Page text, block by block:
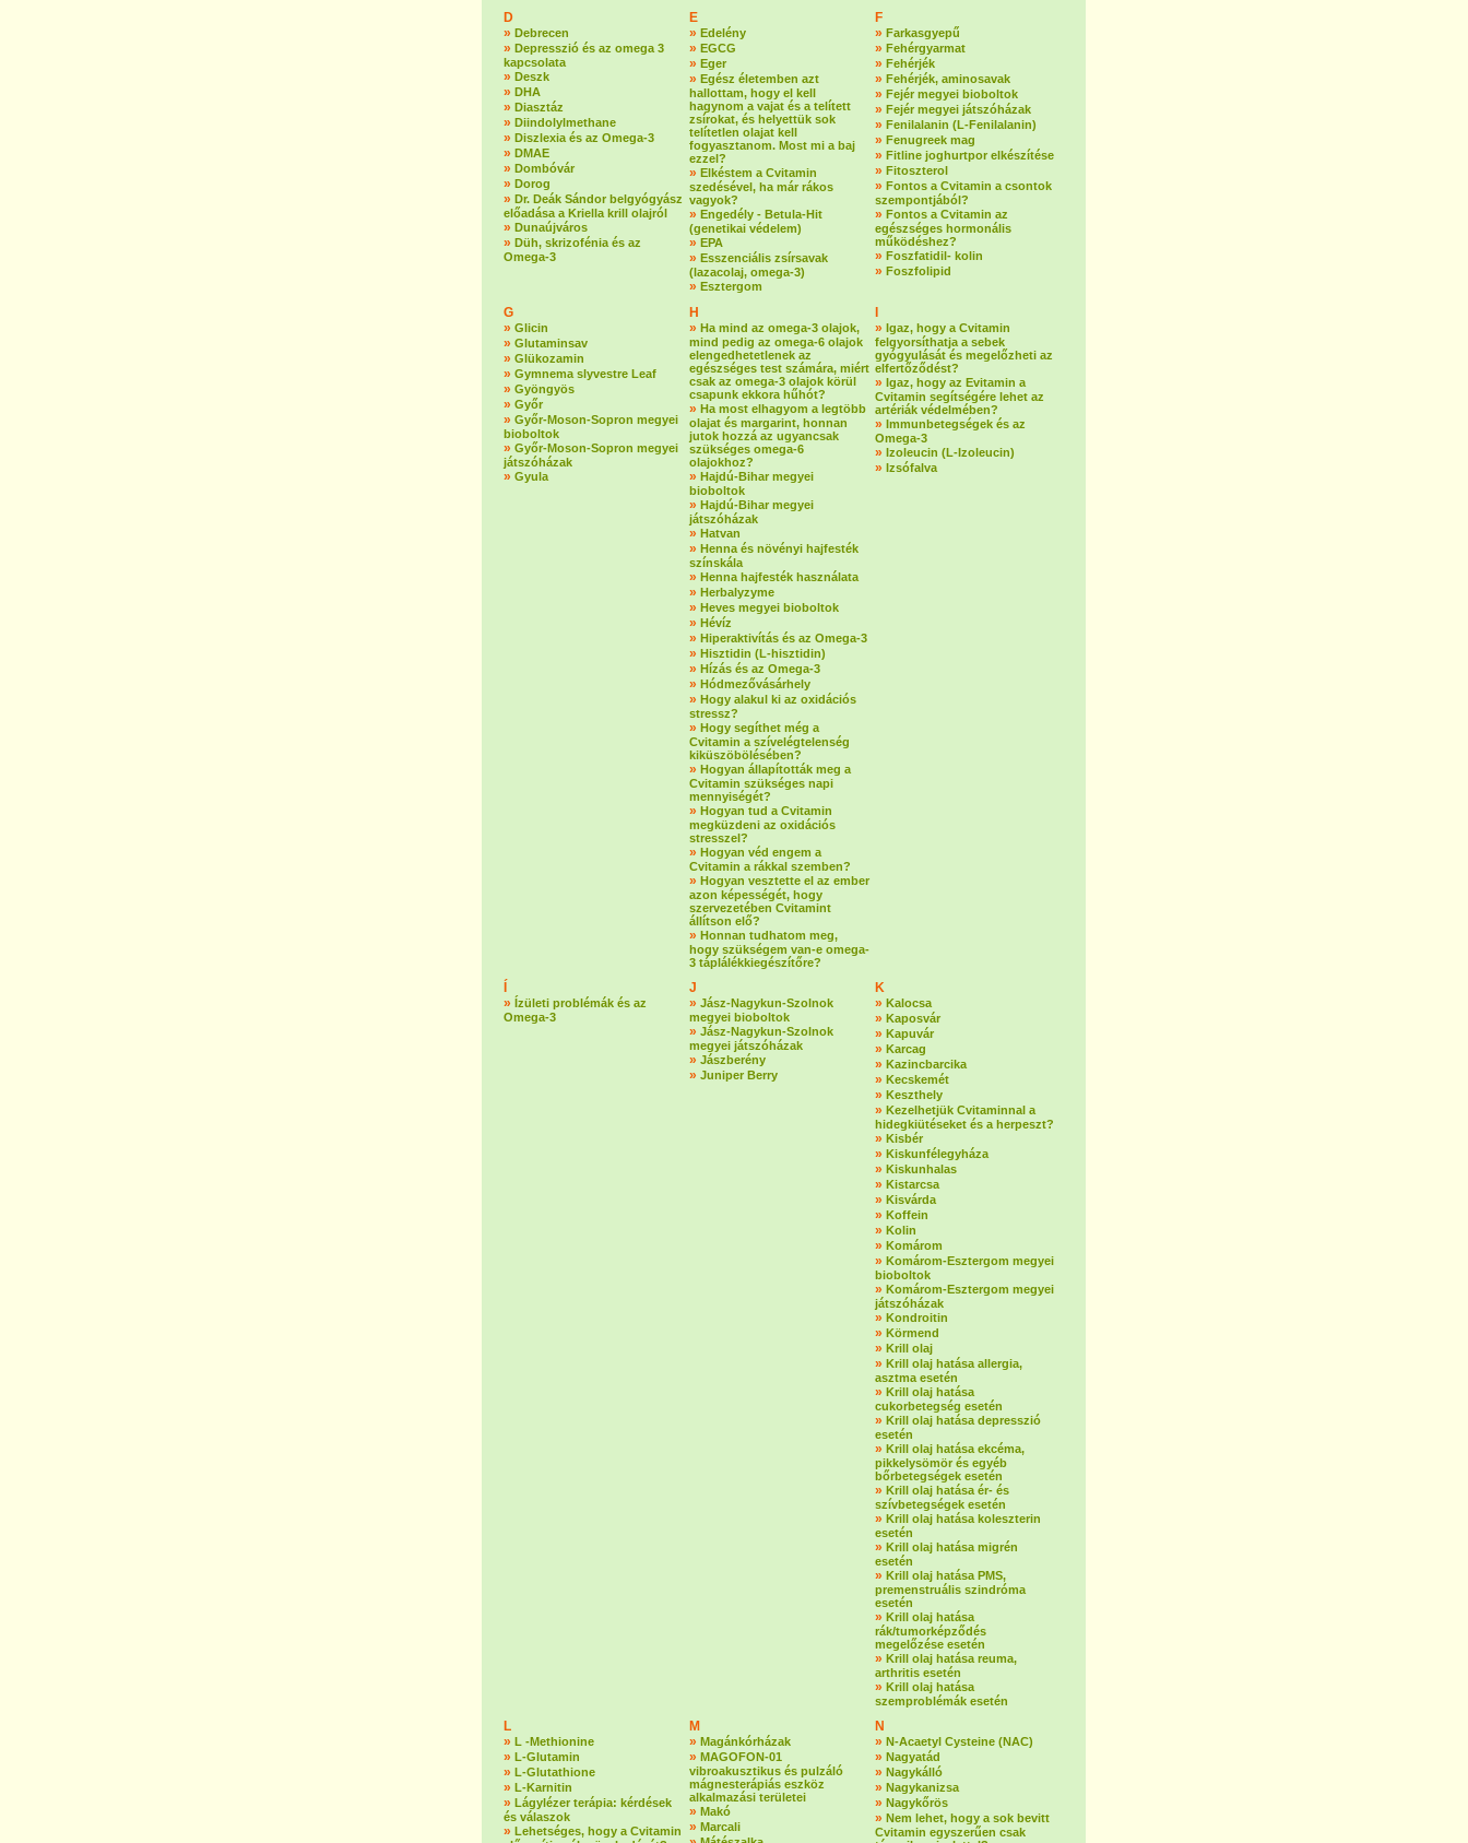
D
» Debrecen
» Depresszió és az omega 3
kapcsolata
» Deszk
» DHA
» Diasztáz
» Diindolylmethane
» Diszlexia és az Omega-3
» DMAE
» Dombóvár
» Dorog
» Dr. Deák Sándor belgyógyász
előadása a Kriella krill olajról
» Dunaújváros
» Düh, skrizofénia és az
Omega-3
E
» Edelény
» EGCG
» Eger
» Egész életemben azt
hallottam, hogy el kell
hagynom a vajat és a telített
zsírokat, és helyettük sok
telítetlen olajat kell
fogyasztanom. Most mi a baj
ezzel?
» Elkéstem a Cvitamin
szedésével, ha már rákos
vagyok?
» Engedély - Betula-Hit
(genetikai védelem)
» EPA
» Esszenciális zsírsavak
(lazacolaj, omega-3)
» Esztergom
F
» Farkasgyepű
» Fehérgyarmat
» Fehérjék
» Fehérjék, aminosavak
» Fejér megyei bioboltok
» Fejér megyei játszóházak
» Fenilalanin (L-Fenilalanin)
» Fenugreek mag
» Fitline joghurtpor elkészítése
» Fitoszterol
» Fontos a Cvitamin a csontok
szempontjából?
» Fontos a Cvitamin az
egészséges hormonális
működéshez?
» Foszfatidil- kolin
» Foszfolipid
G
» Glicin
» Glutaminsav
» Glükozamin
» Gymnema slyvestre Leaf
» Gyöngyös
» Győr
» Győr-Moson-Sopron megyei
bioboltok
» Győr-Moson-Sopron megyei
játszóházak
» Gyula
H
» Ha mind az omega-3 olajok,
mind pedig az omega-6 olajok
elengedhetetlenek az
egészséges test számára, miért
csak az omega-3 olajok körül
csapunk ekkora hűhót?
» Ha most elhagyom a legtöbb
olajat és margarint, honnan
jutok hozzá az ugyancsak
szükséges omega-6
olajokhoz?
» Hajdú-Bihar megyei
bioboltok
» Hajdú-Bihar megyei
játszóházak
» Hatvan
» Henna és növényi hajfesték
színskála
» Henna hajfesték használata
» Herbalyzyme
» Heves megyei bioboltok
» Hévíz
» Hiperaktivítás és az Omega-3
» Hisztidin (L-hisztidin)
» Hízás és az Omega-3
» Hódmezővásárhely
» Hogy alakul ki az oxidációs
stressz?
» Hogy segíthet még a
Cvitamin a szívelégtelenség
kiküszöbölésében?
» Hogyan állapították meg a
Cvitamin szükséges napi
mennyiségét?
» Hogyan tud a Cvitamin
megküzdeni az oxidációs
stresszel?
» Hogyan véd engem a
Cvitamin a rákkal szemben?
» Hogyan vesztette el az ember
azon képességét, hogy
szervezetében Cvitamint
állítson elő?
» Honnan tudhatom meg,
hogy szükségem van-e omega-
3 táplálékkiegészítőre?
» Igaz, hogy a Cvitamin
felgyorsíthatja a sebek
gyógyulását és megelőzheti az
elfertőződést?
» Igaz, hogy az Evitamin a
Cvitamin segítségére lehet az
artériák védelmében?
» Immunbetegségek és az
Omega-3
» Izoleucin (L-Izoleucin)
» Izsófalva
» Ízületi problémák és az
Omega-3
J
» Jász-Nagykun-Szolnok
megyei bioboltok
» Jász-Nagykun-Szolnok
megyei játszóházak
» Jászberény
» Juniper Berry
K
» Kalocsa
» Kaposvár
» Kapuvár
» Karcag
» Kazincbarcika
» Kecskemét
» Keszthely
» Kezelhetjük Cvitaminnal a
hidegkiütéseket és a herpeszt?
» Kisbér
» Kiskunfélegyháza
» Kiskunhalas
» Kistarcsa
» Kisvárda
» Koffein
» Kolin
» Komárom
» Komárom-Esztergom megyei
bioboltok
» Komárom-Esztergom megyei
játszóházak
» Kondroitin
» Körmend
» Krill olaj
» Krill olaj hatása allergia,
asztma esetén
» Krill olaj hatása
cukorbetegség esetén
» Krill olaj hatása depresszió
esetén
» Krill olaj hatása ekcéma,
pikkelysömör és egyéb
bőrbetegségek esetén
» Krill olaj hatása ér- és
szívbetegségek esetén
» Krill olaj hatása koleszterin
esetén
» Krill olaj hatása migrén
esetén
» Krill olaj hatása PMS,
premenstruális szindróma
esetén
» Krill olaj hatása
rák/tumorképződés
megelőzése esetén
» Krill olaj hatása reuma,
arthritis esetén
» Krill olaj hatása
szemproblémák esetén
L
» L -Methionine
» L-Glutamin
» L-Glutathione
» L-Karnitin
» Lágylézer terápia: kérdések
és válaszok
» Lehetséges, hogy a Cvitamin
M
» Magánkórházak
» MAGOFON-01
vibroakusztikus és pulzáló
mágnesterápiás eszköz
alkalmazási területei
» Makó
» Marcali
N
» N-Acaetyl Cysteine (NAC)
» Nagyatád
» Nagykálló
» Nagykanizsa
» Nagykőrös
» Nem lehet, hogy a sok bevitt
Cvitamin egyszerűen csak